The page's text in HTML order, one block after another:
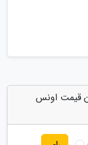
قیمت اونس